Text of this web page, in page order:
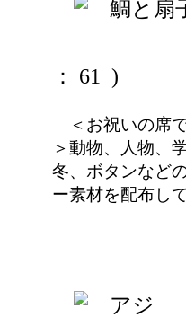
： 61 )
＜お祝いの席
＞動物、人物、
冬、ボタンなど
ー素材を配布し